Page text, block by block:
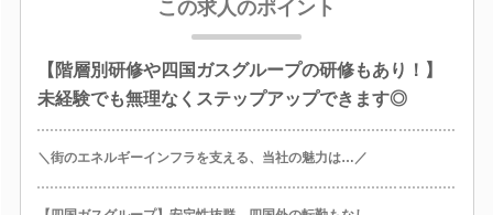
この求人のポイント
【階層別研修や四国ガスグループの研修もあり！】
未経験でも無理なくステップアップできます◎
＼街のエネルギーインフラを支える、当社の魅力は…／